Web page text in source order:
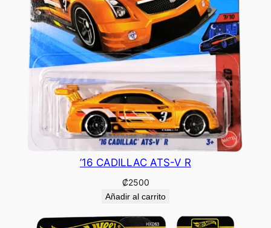
’16 CADILLAC ATS-V R
₡2500
Añadir al carrito